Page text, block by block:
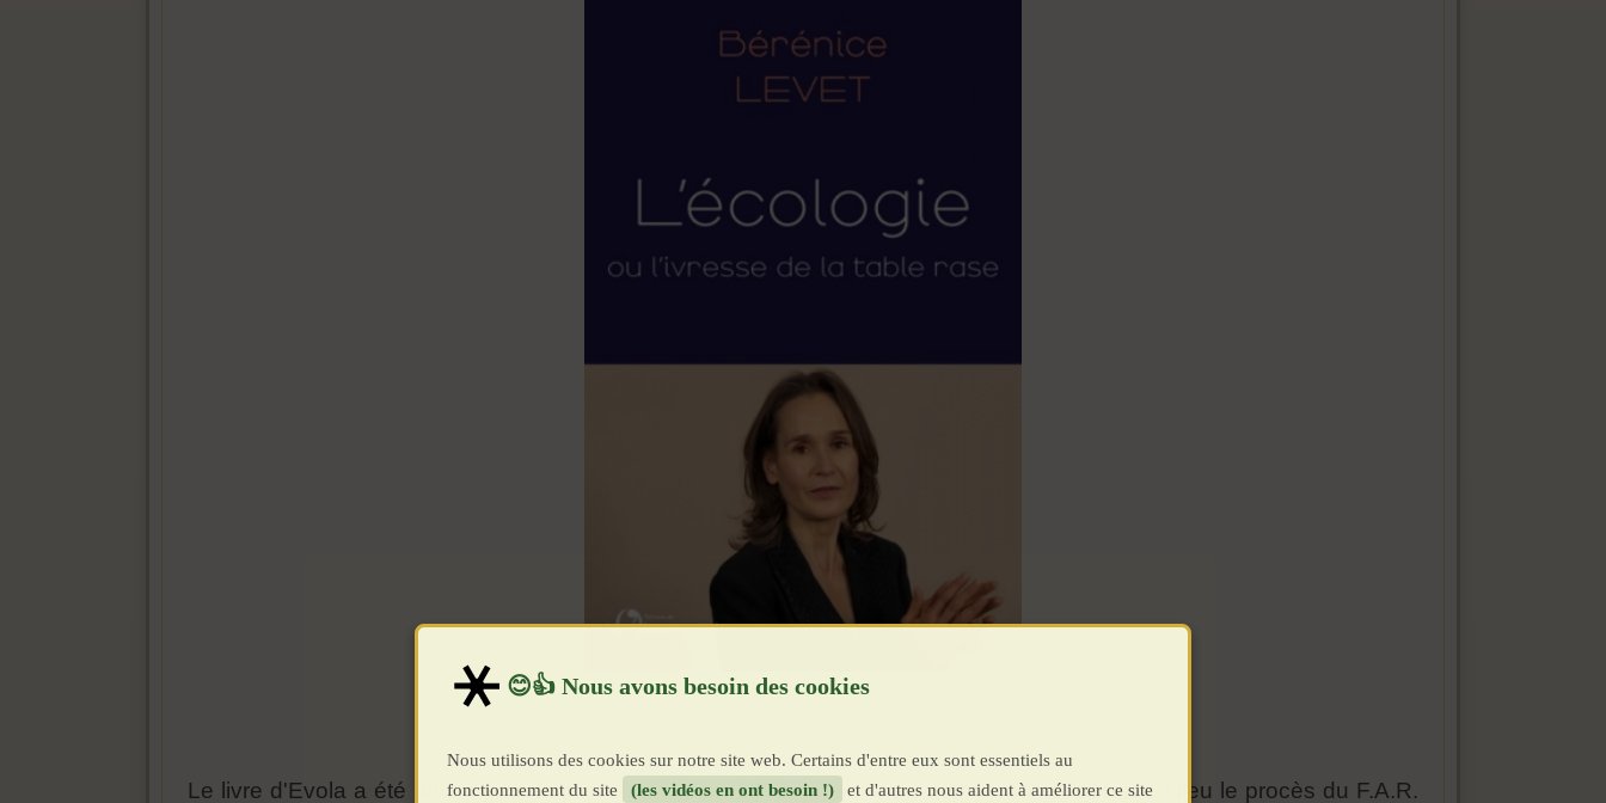
Le livre d'Evola a été publié pour la première fois en 1953, presque au même moment où a eu lieu le procès du F.A.R.
Nous utilisons des cookies sur notre site web. Certains d'entre eux sont essentiels au
fonctionnement du site
(les vidéos en ont besoin !)
et d'autres nous aident à améliorer ce site